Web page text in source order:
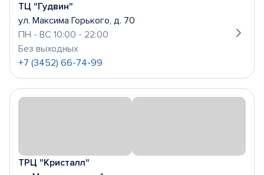
ТЦ "Гудвин"
ул. Максима Горького, д. 70
ПН - ВС 10:00 - 22:00
Без выходных
+7 (3452) 66-74-99
ТРЦ "Кристалл"